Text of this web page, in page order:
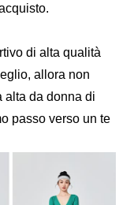
di alta qualità
allora non
alta da donna di
passo verso un te